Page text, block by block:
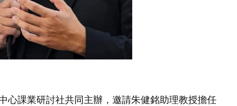
心課業研討社共同主辦，邀請朱健銘助理教授擔任